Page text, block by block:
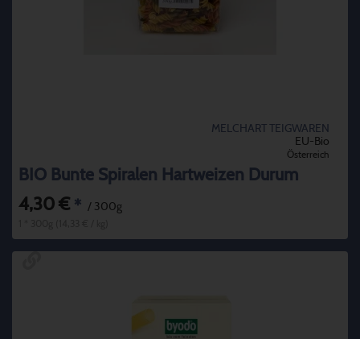
MELCHART TEIGWAREN
EU-Bio
Österreich
BIO Bunte Spiralen Hartweizen Durum
4,30 € * / 300g